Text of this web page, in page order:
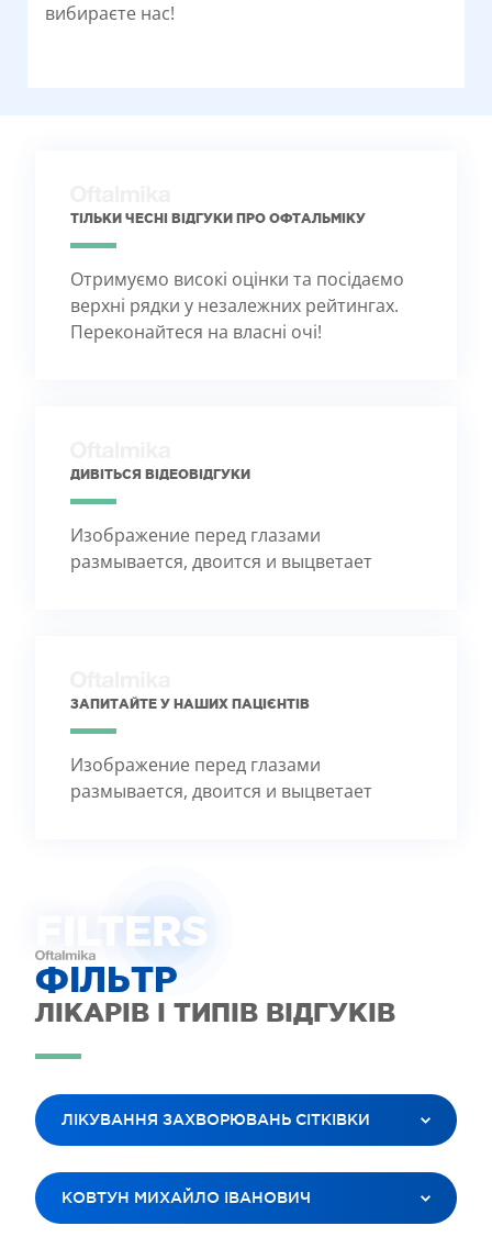
вибираєте нас!
ТІЛЬКИ ЧЕСНІ ВІДГУКИ ПРО ОФТАЛЬМІКУ
Отримуємо високі оцінки та посідаємо
верхні рядки у незалежних рейтингах.
Переконайтеся на власні очі!
ДИВІТЬСЯ ВІДЕОВІДГУКИ
Изображение перед глазами
размывается, двоится и выцветает
ЗАПИТАЙТЕ У НАШИХ ПАЦІЄНТІВ
Изображение перед глазами
размывается, двоится и выцветает
FILTERS
ФІЛЬТР
ЛІКАРІВ І ТИПІВ ВІДГУКІВ
ЛІКУВАННЯ ЗАХВОРЮВАНЬ СІТКІВКИ
ВСІ ПОСЛУГИ
ЛАЗЕРНА КОРЕКЦІЯ ЗОРУ
КОВТУН МИХАЙЛО ІВАНОВИЧ